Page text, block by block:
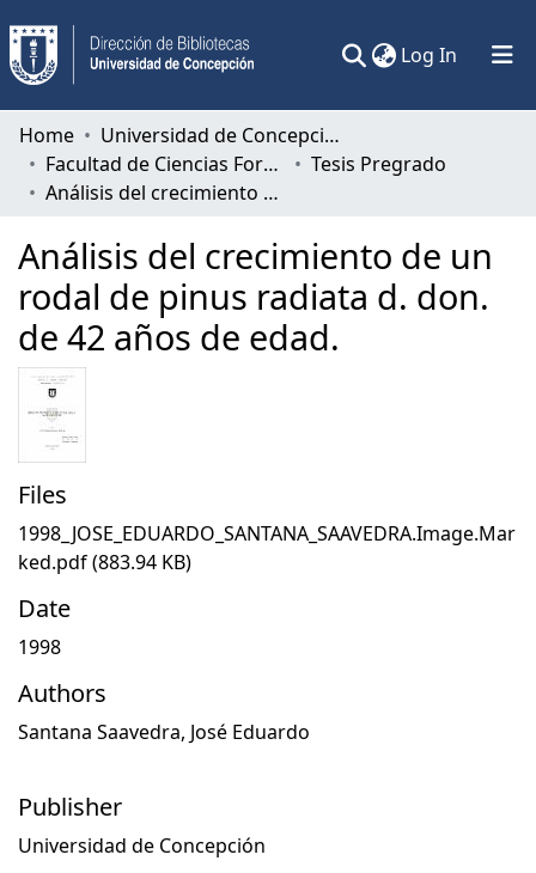
Log In (current)
Communities & Collections
All of DSpace
Home
Universidad de Concepción
Facultad de Ciencias Forestales
Tesis Pregrado
Análisis del crecimiento de un rodal de pinus radiata d. don. de 42 años de edad.
Análisis del crecimiento de un
rodal de pinus radiata d. don.
de 42 años de edad.
Files
1998_JOSE_EDUARDO_SANTANA_SAAVEDRA.Image.Mar
ked.pdf(883.94 KB)
Date
1998
Authors
Santana Saavedra, José Eduardo
Publisher
Universidad de Concepción